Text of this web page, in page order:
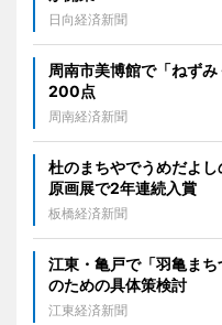
日向経済新聞
周南市美博館で「ねず
200点
周南経済新聞
杜のまちやでうめだよ
原画展で2年連続入賞
板橋経済新聞
江東・亀戸で「羽亀ま
のための具体策検討
江東経済新聞